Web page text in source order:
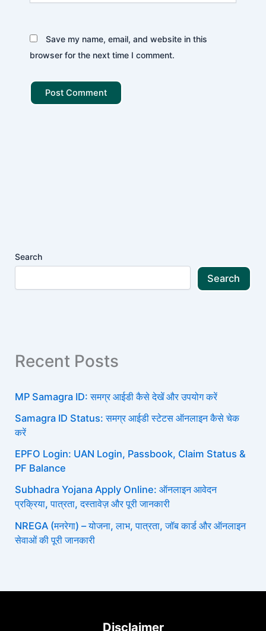
Save my name, email, and website in this
browser for the next time I comment.
Search
Search
Recent Posts
MP Samagra ID: समग्र आईडी कैसे देखें और उपयोग करें
Samagra ID Status: समग्र आईडी स्टेटस ऑनलाइन कैसे चेक
करें
EPFO Login: UAN Login, Passbook, Claim Status &
PF Balance
Subhadra Yojana Apply Online: ऑनलाइन आवेदन
प्रक्रिया, पात्रता, दस्तावेज़ और पूरी जानकारी
NREGA (मनरेगा) – योजना, लाभ, पात्रता, जॉब कार्ड और ऑनलाइन
सेवाओं की पूरी जानकारी
Disclaimer